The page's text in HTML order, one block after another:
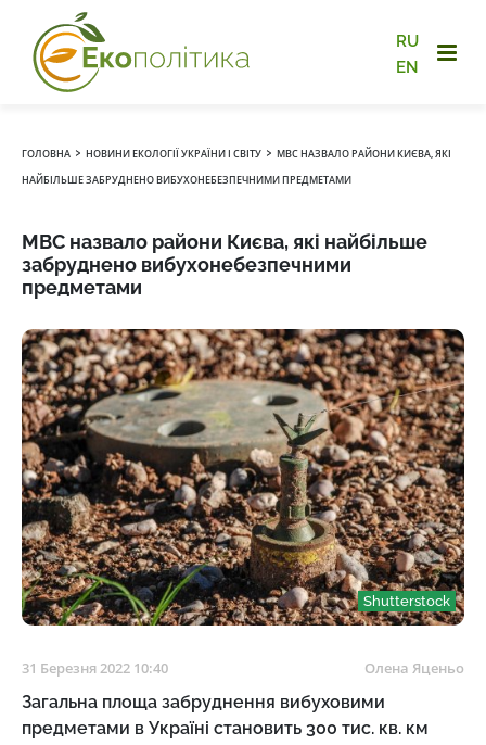
RU
EN
ГОЛОВНА › НОВИНИ ЕКОЛОГІЇ УКРАЇНИ І СВІТУ › МВС НАЗВАЛО РАЙОНИ КИЄВА, ЯКІ
НАЙБІЛЬШЕ ЗАБРУДНЕНО ВИБУХОНЕБЕЗПЕЧНИМИ ПРЕДМЕТАМИ
МВС назвало райони Києва, які найбільше
забруднено вибухонебезпечними
предметами
Shutterstock
31 Березня 2022 10:40 Олена Яценьо
Загальна площа забруднення вибуховими
предметами в Україні становить 300 тис. кв. км